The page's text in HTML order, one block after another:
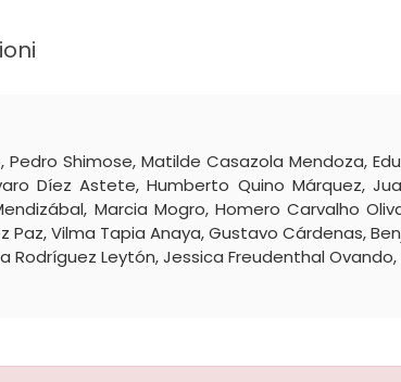
Shimose, Matilde Casazola Mendoza,
Díez Astete, Humberto Quino Márquez,
Marcia Mogro, Homero Carvalho
Paz, Vilma Tapia Anaya, Gustavo Cárdenas,
Leytón, Jessica Freudenthal Ovando,